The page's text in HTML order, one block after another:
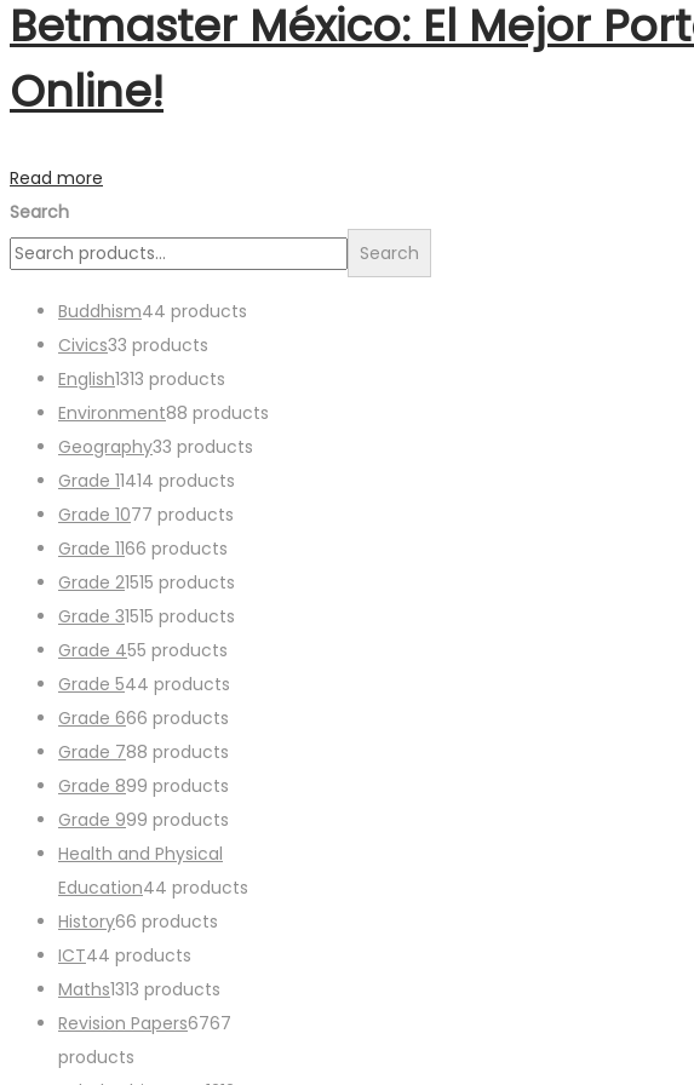
Betmaster México: El Mejor
Online!
Read more
Search
Search
Buddhism44 products
Civics33 products
English1313 products
Environment88 products
Geography33 products
Grade 11414 products
Grade 1077 products
Grade 1166 products
Grade 21515 products
Grade 31515 products
Grade 455 products
Grade 544 products
Grade 666 products
Grade 788 products
Grade 899 products
Grade 999 products
Health and Physical
Education44 products
History66 products
ICT44 products
Maths1313 products
Revision Papers6767
products